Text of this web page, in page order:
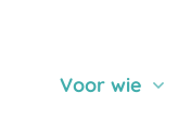
Voor wie